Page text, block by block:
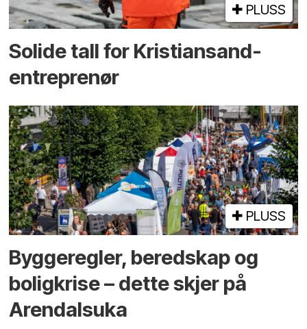
PLUSS
Solide tall for Kristiansand-
entreprenør
PLUSS
Bygge­regler, beredskap og
bolig­krise – dette skjer på
Arendals­uka